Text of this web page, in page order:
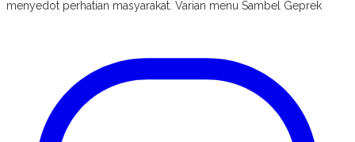
menyedot perhatian masyarakat. Varian menu Sambel Geprek